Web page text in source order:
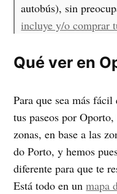
autobús), sin
incluye y/o comprar
Qué ver en
Para que sea más
tus paseos por
zonas, en base a las
do Porto, y hemos
diferente para que te
Está todo en unmapa